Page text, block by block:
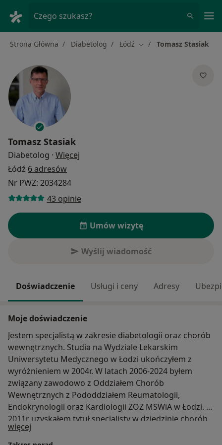
Czego szukasz?
Strona Główna Diabetolog Łódź Zmień miasto
Tomasz Stasiak
Tomasz Stasiak
Diabetolog · Więcej
Łódź 6 adresów
Nr PWZ: 2034284
43 opinie
Umów wizytę
Wyślij wiadomość
Doświadczenie Usługi i ceny Adresy
Moje doświadczenie
Jestem specjalistą w zakresie diabetologii oraz chorób
wewnętrznych. Studia na Wydziale Lekarskim
Uniwersytetu Medycznego w Łodzi ukończyłem z
wyróżnieniem w 2004r. W latach 2006-2024 byłem
związany zawodowo z Oddziałem Chorób
Wewnętrznych z Pododdziałem Reumatologii,
Endokrynologii oraz Kardiologii ZOZ MSWiA w Łodzi. W
2011r uzyskałem tytuł specjalisty w dziedzinie chorób
wewnętrznych a w 2018r w dziedzinie diabetologii.
Jestem członkiem Polskiego Towarzystwa
więcej